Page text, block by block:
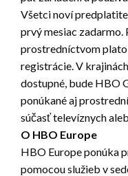
Všetci noví
prvý mesiac
prostredníctvom
registrácie. V
dostupné, bude HBO
ponúkané aj
súčasť televíznych
O HBO Europe
HBO Europe ponúka
pomocou služieb v